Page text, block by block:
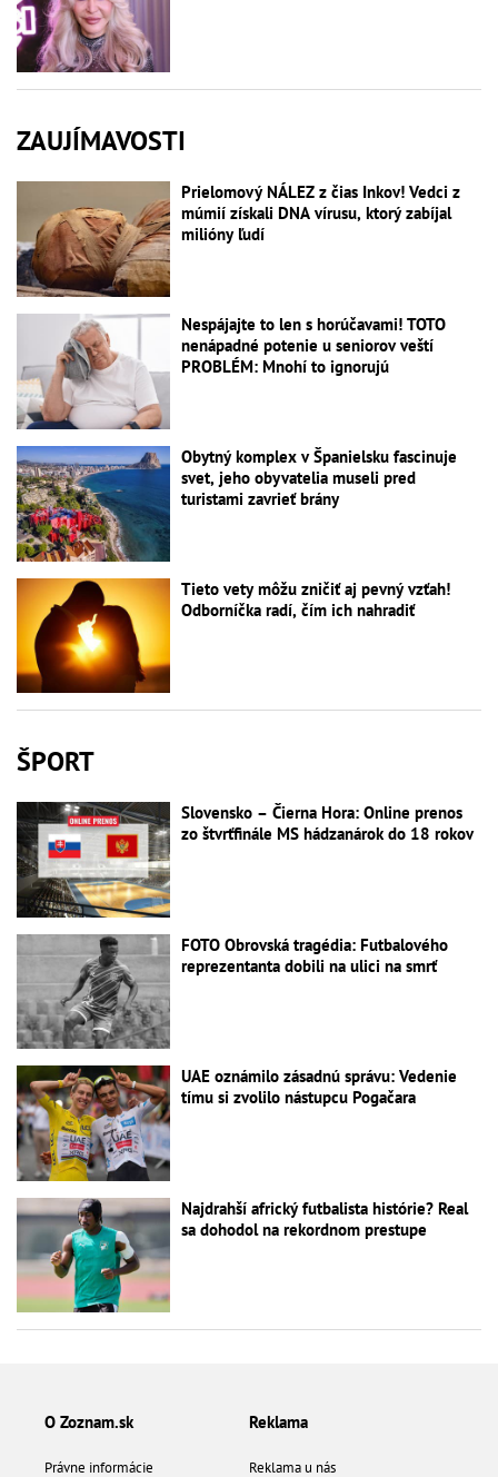
ZAUJÍMAVOSTI
Prielomový NÁLEZ z čias Inkov! Vedci z
múmií získali DNA vírusu, ktorý zabíjal
milióny ľudí
Nespájajte to len s horúčavami! TOTO
nenápadné potenie u seniorov veští
PROBLÉM: Mnohí to ignorujú
Obytný komplex v Španielsku fascinuje
svet, jeho obyvatelia museli pred
turistami zavrieť brány
Tieto vety môžu zničiť aj pevný vzťah!
Odborníčka radí, čím ich nahradiť
ŠPORT
Slovensko – Čierna Hora: Online prenos
zo štvrťfinále MS hádzanárok do 18 rokov
FOTO Obrovská tragédia: Futbalového
reprezentanta dobili na ulici na smrť
UAE oznámilo zásadnú správu: Vedenie
tímu si zvolilo nástupcu Pogačara
Najdrahší africký futbalista histórie? Real
sa dohodol na rekordnom prestupe
O Zoznam.sk
Právne informácie
Reklama
Reklama u nás